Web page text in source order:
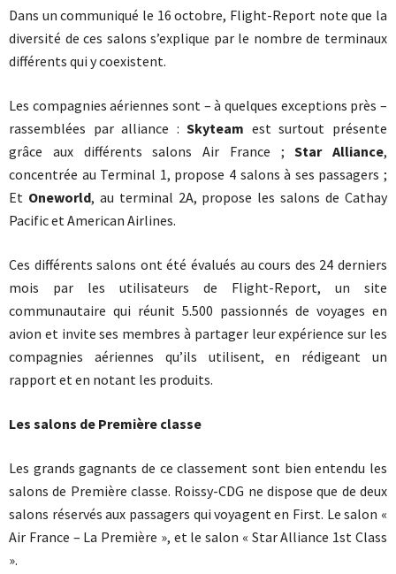
Dans un communiqué le 16 octobre, Flight-Report note que la
diversité de ces salons s’explique par le nombre de terminaux
différents qui y coexistent.
Les compagnies aériennes sont – à quelques exceptions près –
rassemblées par alliance :Skyteam est surtout présente
grâce aux différents salons Air France ;Star Alliance,
concentrée au Terminal 1, propose 4 salons à ses passagers ;
Et Oneworld, au terminal 2A, propose les salons de Cathay
Pacific et American Airlines.
Ces différents salons ont été évalués au cours des 24 derniers
mois par les utilisateurs de Flight-Report, un site
communautaire qui réunit 5.500 passionnés de voyages en
avion et invite ses membres à partager leur expérience sur les
compagnies aériennes qu’ils utilisent, en rédigeant un
rapport et en notant les produits.
Les salons de Première classe
Les grands gagnants de ce classement sont bien entendu les
salons de Première classe. Roissy-CDG ne dispose que de deux
salons réservés aux passagers qui voyagent en First. Le salon «
Air France – La Première », et le salon « Star Alliance 1st Class
».